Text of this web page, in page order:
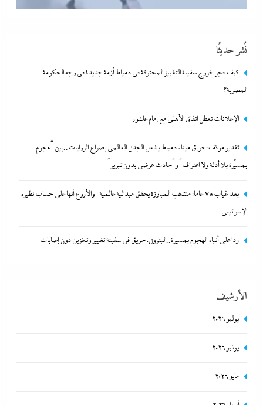
تقدير موقف:حريق ميناء دمياط يشعل الجدل العالمي بصراع
الروايات..بين “هجوم بمسيّرة بلا أدلة ولا اعتراف” و”حادث عرضي
نُشر حديثًا
كيف فجر خروج سفينة التغييز المحترقة في دمياط أزمة جديدة في وجه الحكومة
المصرية؟
الإعلانات تعطل اتفاق الأهلى مع إمام عاشور
تقدير موقف:حريق ميناء دمياط يشعل الجدل العالمي بصراع الروايات..بين “هجوم
بمسيّرة بلا أدلة ولا اعتراف” و”حادث عرضي بدون تبرير”
بعد غياب 75 عاما: منتخب المبارزة يحقق ميدالية عالمية..والأروع أنها على حساب نظيره
الإسرائيلي
ردا على أنباء الهجوم بمسيرة..البترول: حريق في سفينة تغيير وتخزين دون إصابات
الأرشيف
يوليو 2026
يونيو 2026
مايو 2026